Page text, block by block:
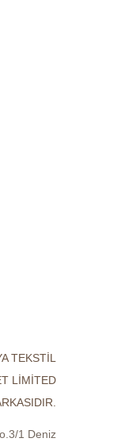
TEKSTİL
LİMİTED
1 Deniz